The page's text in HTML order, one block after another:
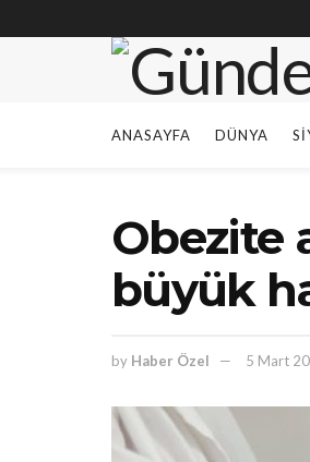
ANASAYFA DÜNYA
Obezite
büyük
by Haber Özel 5 Mart